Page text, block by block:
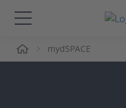
ソリューションと製品
mydSPACE